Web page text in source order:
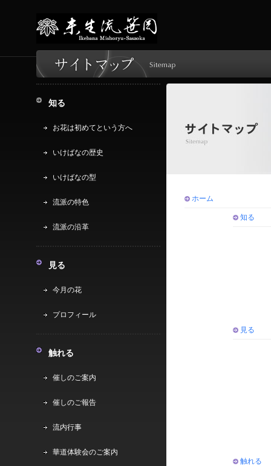
知る
お花は初めてという方へ
いけばなの歴史
いけばなの型
流派の特色
流派の沿革
見る
今月の花
プロフィール
触れる
催しのご案内
催しのご報告
流内行事
華道体験会のご案内
ホーム
知る
見る
触れる